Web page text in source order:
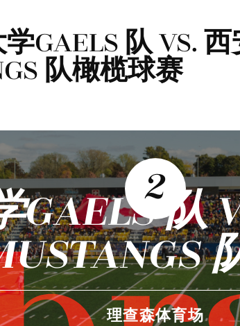
GAELS 队 VS.
队橄榄球赛
2
GAELS 队
理查森体育场